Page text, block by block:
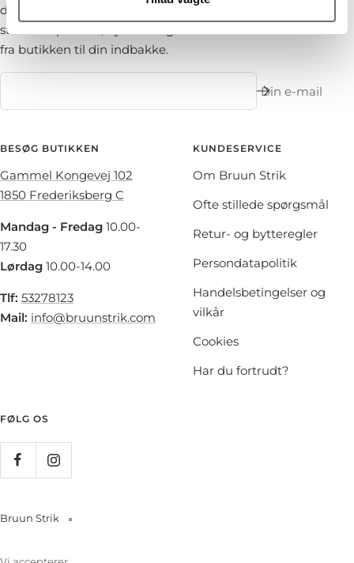
dig vores nyhedsbrev og modtag
strikkeinspiration, nyheder og tilbud direkte
fra butikken til din indbakke.
Din e-mail
BESØG BUTIKKEN
Gammel Kongevej 102
1850 Frederiksberg C
Mandag - Fredag 10.00-
17.30
Lørdag 10.00-14.00
Tlf: 53278123
Mail: info@bruunstrik.com
KUNDESERVICE
Om Bruun Strik
Ofte stillede spørgsmål
Retur- og bytteregler
Persondatapolitik
Handelsbetingelser og
vilkår
Cookies
Har du fortrudt?
FØLG OS
Bruun Strik